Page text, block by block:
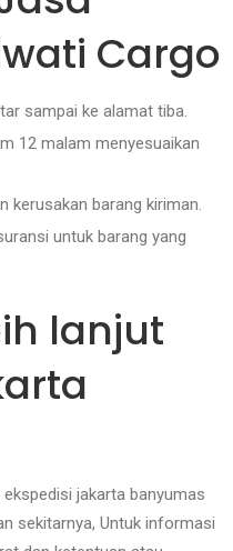
Cargo
sampai ke alamat tiba.
12 malam menyesuaikan
kerusakan barang kiriman.
untuk barang yang
lanjut
jakarta banyumas
sekitarnya, Untuk informasi